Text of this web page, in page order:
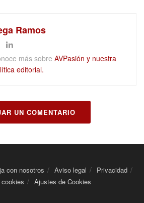
Ramos
más sobre AVPasión y nuestra
editorial.
UN COMENTARIO
con nosotros Aviso legal
Privacidad
Ajustes de Cookies